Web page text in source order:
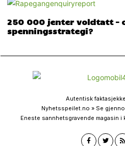
250 000 jenter voldtatt –
spenningsstrategi?
Autentisk
Nyhetsspeilet.no » Se
Eneste sannhetsgravende magasin